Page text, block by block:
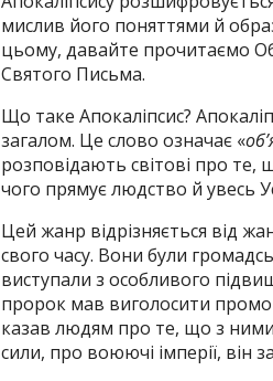
мислив його поняттями й
цьому, давайте прочитаємо
Святого Письма.
Що таке Апокаліпсис?
загалом. Це слово означає «
розповідають світові про те,
чого прямує людство й увесь
Цей жанр відрізняється від
свого часу. Вони були
виступали з особливого
пророк мав виголосити
казав людям про те, що з ними
сили, про воюючі імперії, він